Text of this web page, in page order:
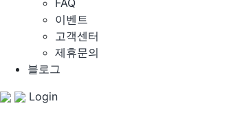
이벤트
고객센터
제휴문의
블로그
Login